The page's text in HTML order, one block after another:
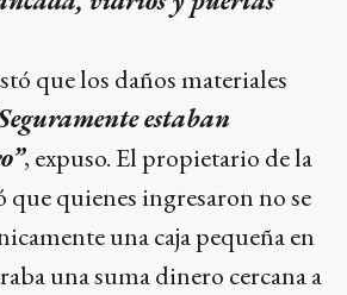
que los daños materiales
estaban
, expuso. El propietario de la
que quienes ingresaron no se
una caja pequeña en
una suma dinero cercana a